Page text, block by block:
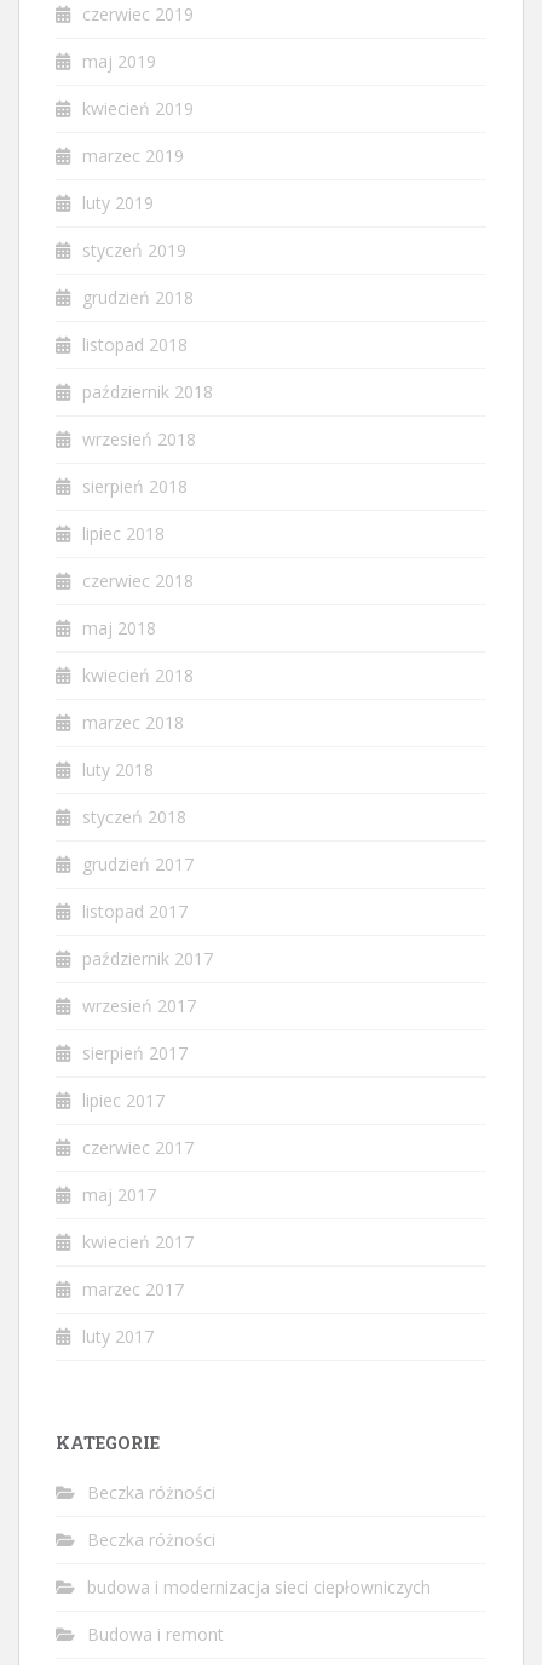
czerwiec 2019
maj 2019
kwiecień 2019
marzec 2019
luty 2019
styczeń 2019
grudzień 2018
listopad 2018
październik 2018
wrzesień 2018
sierpień 2018
lipiec 2018
czerwiec 2018
maj 2018
kwiecień 2018
marzec 2018
luty 2018
styczeń 2018
grudzień 2017
listopad 2017
październik 2017
wrzesień 2017
sierpień 2017
lipiec 2017
czerwiec 2017
maj 2017
kwiecień 2017
marzec 2017
luty 2017
KATEGORIE
Beczka różności
Beczka różności
budowa i modernizacja sieci ciepłowniczych
Budowa i remont